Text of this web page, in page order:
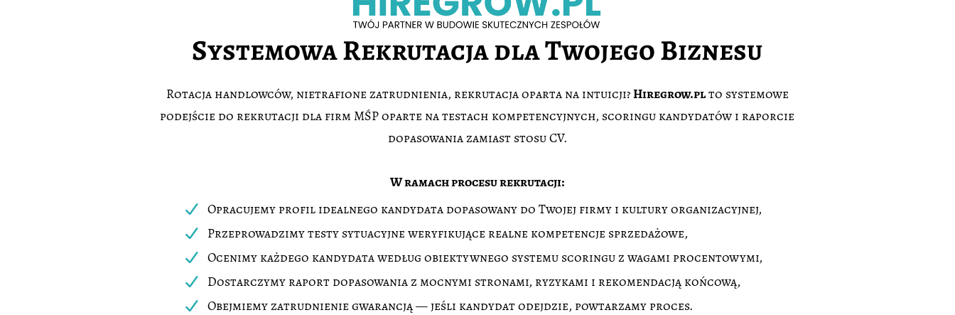
Systemowa Rekrutacja dla Twojego Biznesu
Rotacja handlowców, nietrafione zatrudnienia, rekrutacja oparta na intuicji?Hiregrow.plto systemowe
podejście do rekrutacji dla firm MŚP oparte na testach kompetencyjnych, scoringu kandydatów i raporcie
dopasowania zamiast stosu CV.
W ramach procesu rekrutacji:
Opracujemy profil idealnego kandydata dopasowany do Twojej firmy i kultury organizacyjnej,
Przeprowadzimy testy sytuacyjne weryfikujące realne kompetencje sprzedażowe,
Ocenimy każdego kandydata według obiektywnego systemu scoringu z wagami procentowymi,
Dostarczymy raport dopasowania z mocnymi stronami, ryzykami i rekomendacją końcową,
Obejmiemy zatrudnienie gwarancją — jeśli kandydat odejdzie, powtarzamy proces.